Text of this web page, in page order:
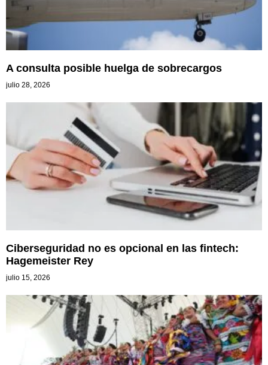
A consulta posible huelga de sobrecargos
julio 28, 2026
Ciberseguridad no es opcional en las fintech:
Hagemeister Rey
julio 15, 2026